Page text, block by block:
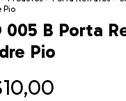
Pio
005 B Porta
Pio